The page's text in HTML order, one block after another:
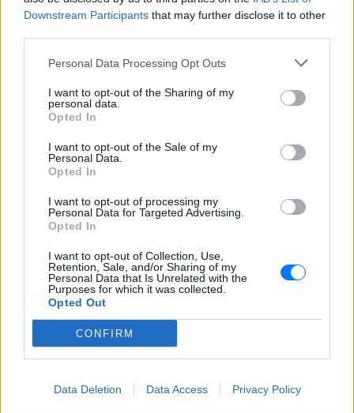
Downstream Participants that may further disclose it to other
Personal Data Processing Opt Outs
I want to opt-out of the Sharing of my
personal data.
Opted In
I want to opt-out of the Sale of my
Personal Data.
Opted In
I want to opt-out of processing my
Personal Data for Targeted Advertising.
Opted In
I want to opt-out of Collection, Use,
Retention, Sale, and/or Sharing of my
Personal Data that Is Unrelated with the
Purposes for which it was collected.
Opted Out
CONFIRM
Data Deletion Data Access Privacy Policy
Στις εικόνες που ανέβασε ποζάρει με το
μαγιό της στα υπέροχα νερά της Πάρου
Γιώργος Λιάγκας και Μαρία
Αντωνά: Καλοκαιρινές
διακοπές στη Μύκονο με φόντο
το Αιγαίο
καλοκαιρινές στιγμές πριν επιστρέψει
στις υποχρεώσεις της Αθήνας
«Χαρούμενη, γεμάτη αλμύρα»
ΠΡΙΝ 10 ΏΡΕΣ
Instagram η Αποστολία Ζώη